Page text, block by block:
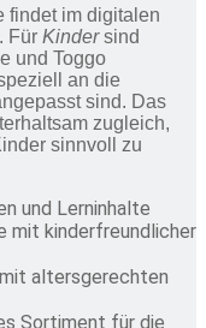
findet im digitalen
. Für Kindersind
und Toggo
an die
sind. Das
zugleich,
sinnvoll zu
und Lerninhalte
mit kinderfreundlicher
altersgerechten
Sortiment für die